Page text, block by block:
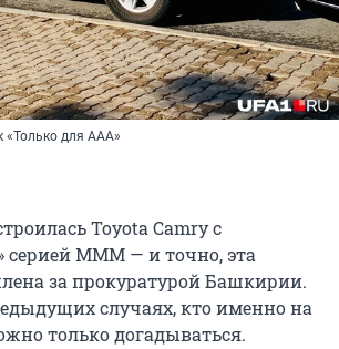
для ААА»
Toyota Camry с
серией МММ — и точно, эта
за прокуратурой Башкирии.
случаях, кто именно на
только догадываться.